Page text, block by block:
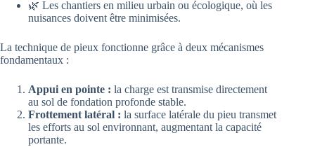
🌿 Les chantiers en milieu urbain ou écologique, où les
nuisances doivent être minimisées.
La technique de pieux fonctionne grâce à deux mécanismes
fondamentaux :
Appui en pointe : la charge est transmise directement
au sol de fondation profonde stable.
Frottement latéral : la surface latérale du pieu transmet
les efforts au sol environnant, augmentant la capacité
portante.